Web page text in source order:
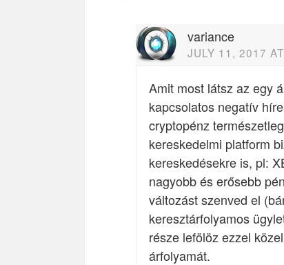
variance
JULY 11, 2017
Amit most látsz az egy
kapcsolatos negatív
cryptopénz
kereskedelmi platform
kereskedésekre is, pl:
nagyobb és erősebb
változást szenved el
keresztárfolyamos
része lefölöz ezzel
árfolyamát.